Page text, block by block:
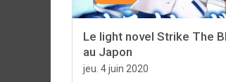
Le light novel Strike The
au Japon
jeu. 4 juin 2020